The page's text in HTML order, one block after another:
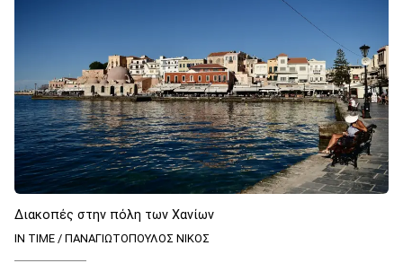
Διακοπές στην πόλη των Χανίων
IN TIME / ΠΑΝΑΓΙΩΤΟΠΟΥΛΟΣ ΝΙΚΟΣ